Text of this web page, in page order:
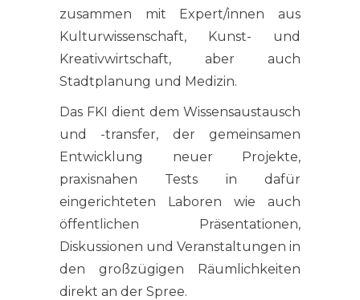
zusammen mit Expert/innen aus
Kulturwissenschaft, Kunst- und
Kreativwirtschaft, aber auch
Stadtplanung und Medizin.
Das FKI dient dem Wissensaustausch
und -transfer, der gemeinsamen
Entwicklung neuer Projekte,
praxisnahen Tests in dafür
eingerichteten Laboren wie auch
öffentlichen Präsentationen,
Diskussionen und Veranstaltungen in
den großzügigen Räumlichkeiten
direkt an der Spree.